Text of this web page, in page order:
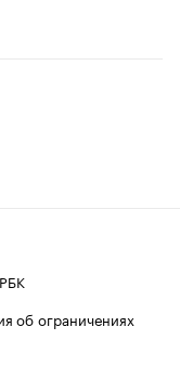
об ограничениях